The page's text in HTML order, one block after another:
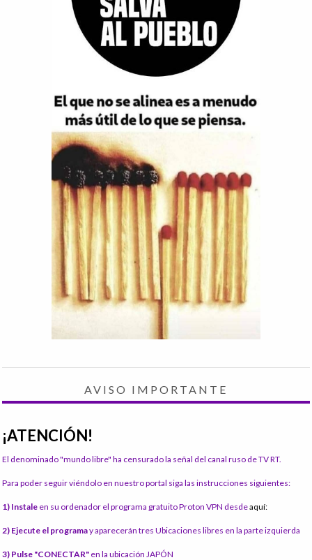
AVISO IMPORTANTE
¡ATENCIÓN!
El denominado "mundo libre" ha censurado la señal del canal ruso de TV RT.
Para poder seguir viéndolo en nuestro portal siga las instrucciones siguientes:
1) Instale en su ordenador el programa gratuito Proton VPN desdeaquí:
2) Ejecute el programay aparecerán tres Ubicaciones libres en la parte izquierda
3) Pulse "CONECTAR" en la ubicación JAPÓN